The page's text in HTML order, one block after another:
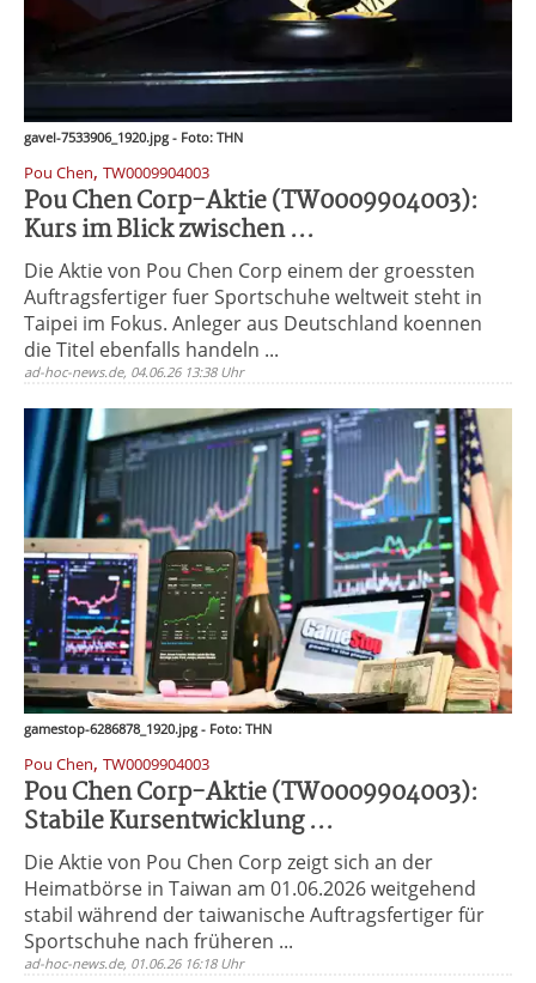
gavel-7533906_1920.jpg - Foto: THN
Pou Chen, TW0009904003
Pou Chen Corp-Aktie (TW0009904003):
Kurs im Blick zwischen ...
Die Aktie von Pou Chen Corp einem der groessten
Auftragsfertiger fuer Sportschuhe weltweit steht in
Taipei im Fokus. Anleger aus Deutschland koennen
die Titel ebenfalls handeln ...
ad-hoc-news.de, 04.06.26 13:38 Uhr
gamestop-6286878_1920.jpg - Foto: THN
Pou Chen, TW0009904003
Pou Chen Corp-Aktie (TW0009904003):
Stabile Kursentwicklung ...
Die Aktie von Pou Chen Corp zeigt sich an der
Heimatbörse in Taiwan am 01.06.2026 weitgehend
stabil während der taiwanische Auftragsfertiger für
Sportschuhe nach früheren ...
ad-hoc-news.de, 01.06.26 16:18 Uhr